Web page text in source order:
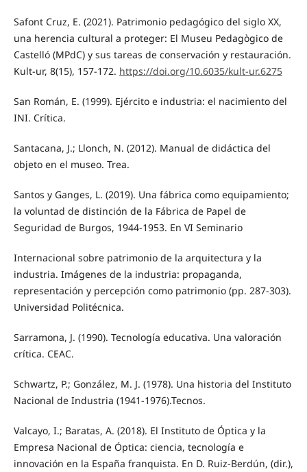
Safont Cruz, E. (2021). Patrimonio pedagógico del siglo XX,
una herencia cultural a proteger: El Museu Pedagògico de
Castelló (MPdC) y sus tareas de conservación y restauración.
Kult-ur, 8(15), 157-172. https://doi.org/10.6035/kult-ur.6275
San Román, E. (1999). Ejército e industria: el nacimiento del
INI. Crítica.
Santacana, J.; Llonch, N. (2012). Manual de didáctica del
objeto en el museo. Trea.
Santos y Ganges, L. (2019). Una fábrica como equipamiento;
la voluntad de distinción de la Fábrica de Papel de
Seguridad de Burgos, 1944-1953. En VI Seminario
Internacional sobre patrimonio de la arquitectura y la
industria. Imágenes de la industria: propaganda,
representación y percepción como patrimonio (pp. 287-303).
Universidad Politécnica.
Sarramona, J. (1990). Tecnología educativa. Una valoración
crítica. CEAC.
Schwartz, P.; González, M. J. (1978). Una historia del Instituto
Nacional de Industria (1941-1976).Tecnos.
Valcayo, I.; Baratas, A. (2018). El Instituto de Óptica y la
Empresa Nacional de Óptica: ciencia, tecnología e
innovación en la España franquista. En D. Ruiz-Berdún, (dir.),